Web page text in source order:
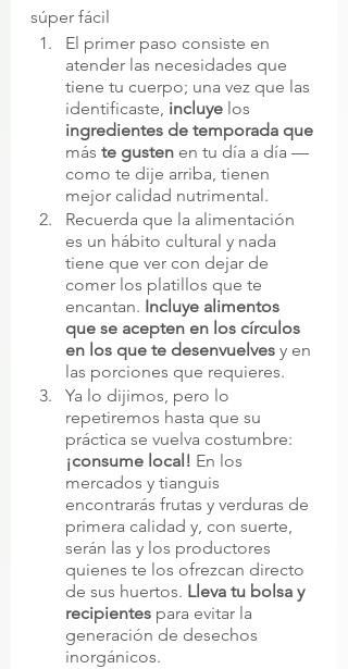
súper fácil
El primer paso consiste en
atender las necesidades que
tiene tu cuerpo; una vez que las
identificaste, incluye los
ingredientes de temporada que
más te gusten en tu día a día —
como te dije arriba, tienen
mejor calidad nutrimental.
Recuerda que la alimentación
es un hábito cultural y nada
tiene que ver con dejar de
comer los platillos que te
encantan. Incluye alimentos
que se acepten en los círculos
en los que te desenvuelves y en
las porciones que requieres.
Ya lo dijimos, pero lo
repetiremos hasta que su
práctica se vuelva costumbre:
¡consume local! En los
mercados y tianguis
encontrarás frutas y verduras de
primera calidad y, con suerte,
serán las y los productores
quienes te los ofrezcan directo
de sus huertos. Lleva tu bolsa y
recipientes para evitar la
generación de desechos
inorgánicos.